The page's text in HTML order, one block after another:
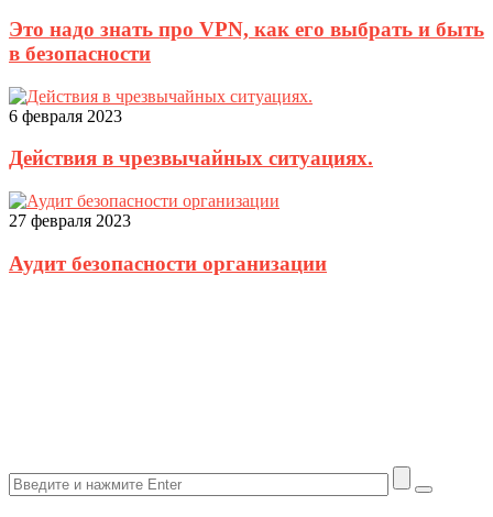
Это надо знать про VPN, как его выбрать и быть
в безопасности
6 февраля 2023
Действия в чрезвычайных ситуациях.
27 февраля 2023
Аудит безопасности организации